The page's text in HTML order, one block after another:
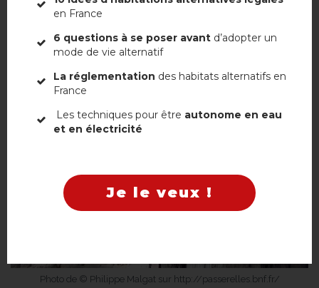
est faite à partir d’une terre argileuse et de fibres végétales. Elles
Photo de © Philippe Malgat sur http://passerelles.bnf.fr/
en France
6 questions à se poser avant d’adopter un
mode de vie alternatif
La réglementation des habitats alternatifs en
France
Les techniques pour être autonome en eau
et en électricité
Je le veux !